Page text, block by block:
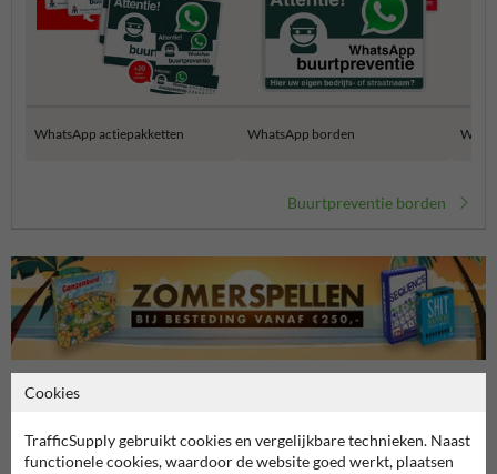
WhatsApp actiepakketten WhatsApp borden
Buurtpreventie borden
Stel je vraag aan BuurtPreventiebord.nl
Naam*
Cookies
TrafficSupply gebruikt cookies en vergelijkbare technieken. Naast
functionele cookies, waardoor de website goed werkt, plaatsen